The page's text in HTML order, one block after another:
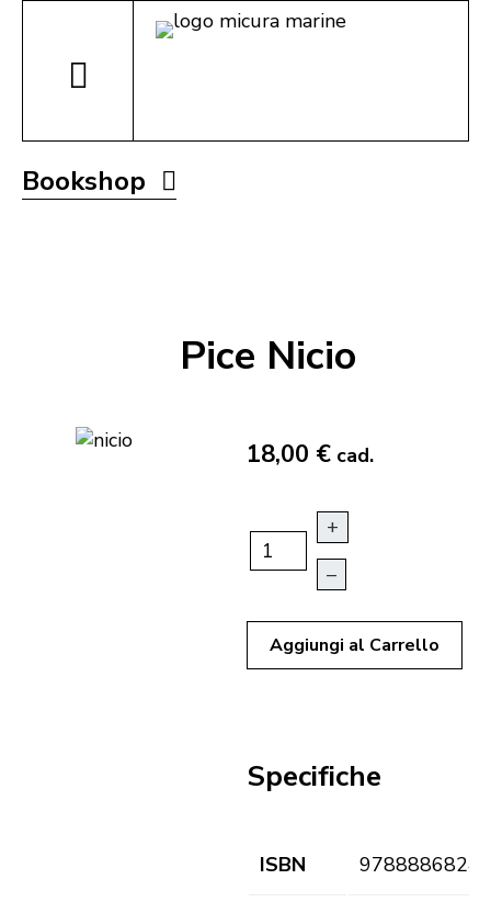
Bookshop
Pice Nicio
18,00 € cad.
+
–
Aggiungi al Carrello
Specifiche
ISBN